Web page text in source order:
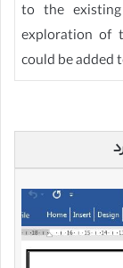
to the existing
exploration of
could be added